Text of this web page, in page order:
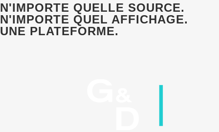
N'IMPORTE QUELLE SOURCE.
N'IMPORTE QUEL AFFICHAGE.
UNE PLATEFORME.